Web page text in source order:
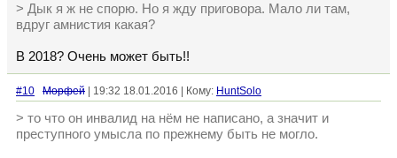
> Дык я ж не спорю. Но я жду приговора. Мало ли там,
вдруг амнистия какая?
В 2018? Очень может быть!!
#10 Морфей | 19:32 18.01.2016 | Кому: HuntSolo
> то что он инвалид на нём не написано, а значит и
преступного умысла по прежнему быть не могло.